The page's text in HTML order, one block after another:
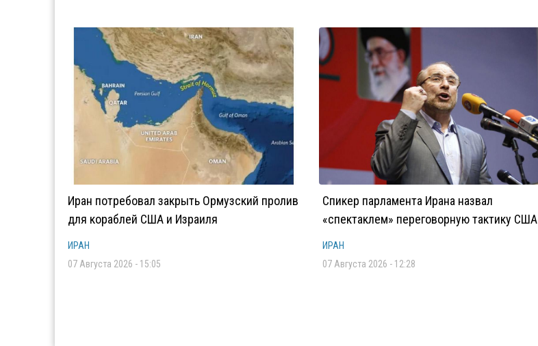
Иран потребовал закрыть Ормузский пролив
для кораблей США и Израиля
ИРАН
07 Августа 2026 - 15:05
Спикер парламента Ирана назвал
«спектаклем» переговорную тактику США
ИРАН
07 Августа 2026 - 12:28